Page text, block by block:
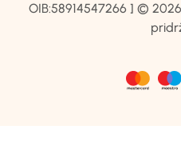
OIB:58914547266 ] ©